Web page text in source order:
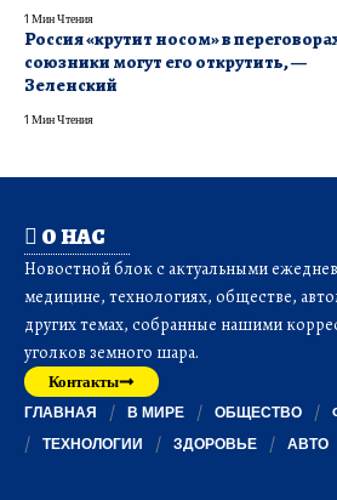
1 Мин Чтения
Россия «крутит носом» в
союзники могут его открутить, —
Зеленский
1 Мин Чтения
О НАС
Новостной блок с актуальными
медицине, технологиях, обществе,
других темах, собранные нашими
уголков земного шара.
Контакты
ГЛАВНАЯ В МИРЕ ОБЩЕСТВО
ТЕХНОЛОГИИ
ЗДОРОВЬЕ АВТО